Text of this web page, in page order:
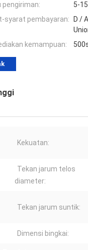
pengiriman:
5-
syarat pembayaran:
D /
kemampuan:
Kekuatan:
Tekan jarum telos
diameter:
Tekan jarum suntik:
Dimensi bingkai: